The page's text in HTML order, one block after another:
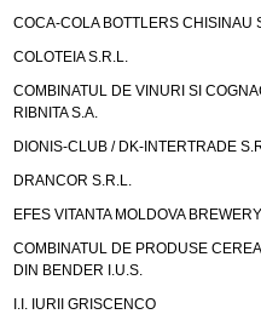
COCA-COLA BOTTLERS CHISINAU
COLOTEIA S.R.L.
COMBINATUL DE VINURI SI
RIBNITA S.A.
DIONIS-CLUB / DK-INTERTRADE
DRANCOR S.R.L.
EFES VITANTA MOLDOVA
COMBINATUL DE PRODUSE
DIN BENDER I.U.S.
I.I. IURII GRISCENCO